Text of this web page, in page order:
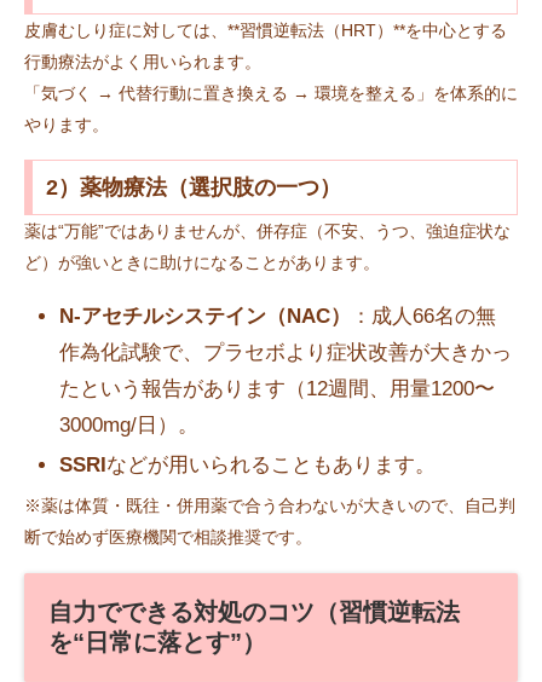
皮膚むしり症に対しては、**習慣逆転法（HRT）**を中心とする
行動療法がよく用いられます。
「気づく → 代替行動に置き換える → 環境を整える」を体系的に
やります。
2）薬物療法（選択肢の一つ）
薬は“万能”ではありませんが、併存症（不安、うつ、強迫症状な
ど）が強いときに助けになることがあります。
N-アセチルシステイン（NAC）
：成人66名の無
作為化試験で、プラセボより症状改善が大きかっ
たという報告があります（12週間、用量1200〜
3000mg/日）。
SSRI などが用いられることもあります。
※薬は体質・既往・併用薬で合う合わないが大きいので、自己判
断で始めず医療機関で相談推奨です。
自力でできる対処のコツ（習慣逆転法
を“日常に落とす”）